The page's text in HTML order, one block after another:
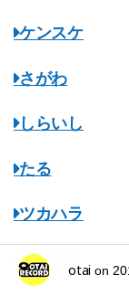
ケンスケ
さがわ
しらいし
たる
ツカハラ
てらにし
otai on